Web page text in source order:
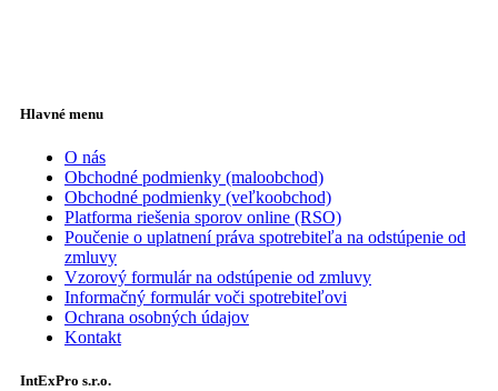
Hlavné menu
O nás
Obchodné podmienky (maloobchod)
Obchodné podmienky (veľkoobchod)
Platforma riešenia sporov online (RSO)
Poučenie o uplatnení práva spotrebiteľa na odstúpenie od
zmluvy
Vzorový formulár na odstúpenie od zmluvy
Informačný formulár voči spotrebiteľovi
Ochrana osobných údajov
Kontakt
IntExPro s.r.o.